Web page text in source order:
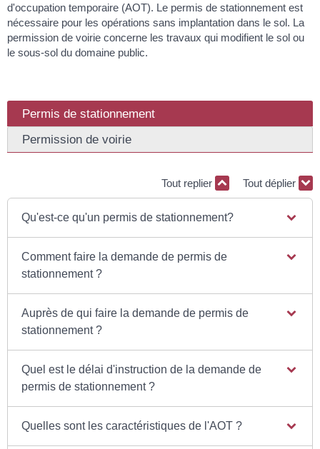
d'occupation temporaire (AOT). Le permis de stationnement est
nécessaire pour les opérations sans implantation dans le sol. La
permission de voirie concerne les travaux qui modifient le sol ou
le sous-sol du domaine public.
Permis de stationnement
Permission de voirie
Tout replier Tout déplier
Qu'est-ce qu'un permis de stationnement?
Comment faire la demande de permis de
stationnement ?
Auprès de qui faire la demande de permis de
stationnement ?
Quel est le délai d'instruction de la demande de
permis de stationnement ?
Quelles sont les caractéristiques de l'AOT ?